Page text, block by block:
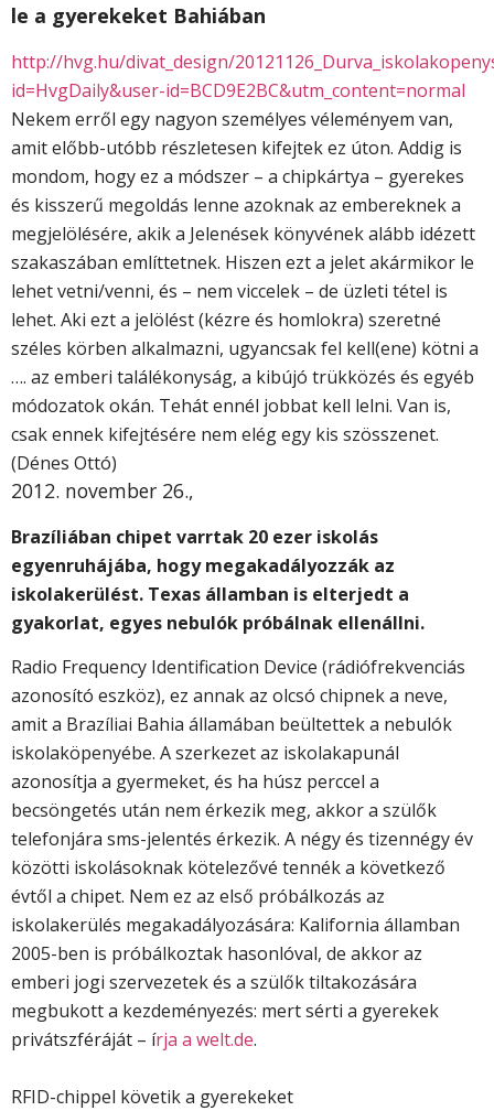
le a gyerekeket Bahiában
http://hvg.hu/divat_design/
id=HvgDaily&user-id=BCD9E2BC&utm_content=normal
Nekem erről egy nagyon személyes véleményem van,
amit előbb-utóbb részletesen kifejtek ez úton. Addig is
mondom, hogy ez a módszer – a chipkártya – gyerekes
és kisszerű megoldás lenne azoknak az embereknek a
megjelölésére, akik a Jelenések könyvének alább idézett
szakaszában említtetnek. Hiszen ezt a jelet akármikor le
lehet vetni/venni, és – nem viccelek – de üzleti tétel is
lehet. Aki ezt a jelölést (kézre és homlokra) szeretné
széles körben alkalmazni, ugyancsak fel kell(ene) kötni a
…. az emberi találékonyság, a kibújó trükközés és egyéb
módozatok okán. Tehát ennél jobbat kell lelni. Van is,
csak ennek kifejtésére nem elég egy kis szösszenet.
(Dénes Ottó)
2012. november 26.,
Brazíliában chipet varrtak 20 ezer iskolás
egyenruhájába, hogy megakadályozzák az
iskolakerülést. Texas államban is elterjedt a
gyakorlat, egyes nebulók próbálnak ellenállni.
Radio Frequency Identification Device (rádiófrekvenciás
azonosító eszköz), ez annak az olcsó chipnek a neve,
amit a Brazíliai Bahia államában beültettek a nebulók
iskolaköpenyébe. A szerkezet az iskolakapunál
azonosítja a gyermeket, és ha húsz perccel a
becsöngetés után nem érkezik meg, akkor a szülők
telefonjára sms-jelentés érkezik. A négy és tizennégy év
közötti iskolásoknak kötelezővé tennék a következő
évtől a chipet. Nem ez az első próbálkozás az
iskolakerülés megakadályozására: Kalifornia államban
2005-ben is próbálkoztak hasonlóval, de akkor az
emberi jogi szervezetek és a szülők tiltakozására
megbukott a kezdeményezés: mert sérti a gyerekek
privátszféráját – írja a welt.de.
RFID-chippel követik a gyerekeket